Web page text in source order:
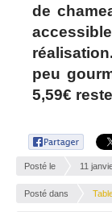
de
peu
5,59€
Posté le 11
Posté dans